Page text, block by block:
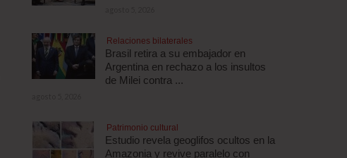
Relaciones bilaterales
Brasil retira a su embajador en
Argentina en rechazo a los insultos
de Milei contra ...
Patrimonio cultural
Estudio revela geoglifos ocultos en la
Amazonia y revive paralelo con